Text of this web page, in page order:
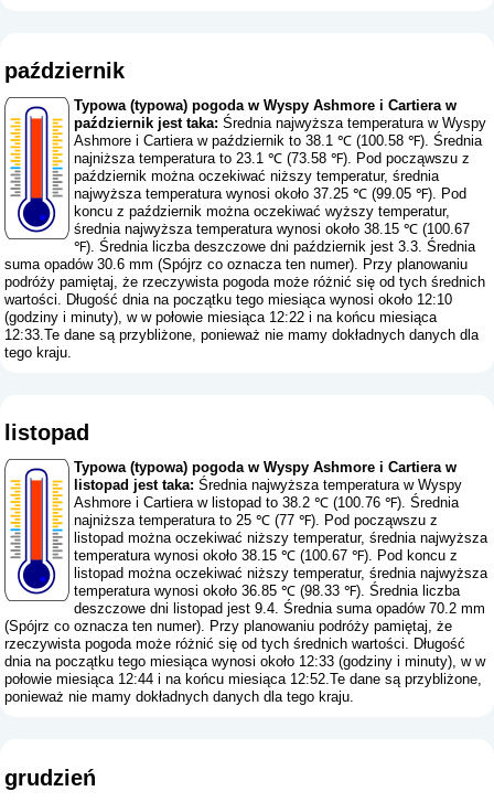
październik
Typowa (typowa) pogoda w Wyspy Ashmore i Cartiera w
październik jest taka: Średnia najwyższa temperatura w Wyspy
Ashmore i Cartiera w październik to 38.1 ℃ (100.58 ℉). Średnia
najniższa temperatura to 23.1 ℃ (73.58 ℉). Pod począwszu z
październik można oczekiwać niższy temperatur, średnia
najwyższa temperatura wynosi około 37.25 ℃ (99.05 ℉). Pod
koncu z październik można oczekiwać wyższy temperatur,
średnia najwyższa temperatura wynosi około 38.15 ℃ (100.67
℉). Średnia liczba deszczowe dni październik jest 3.3. Średnia
suma opadów 30.6 mm (Spójrz co oznacza ten numer). Przy planowaniu
podróży pamiętaj, że rzeczywista pogoda może różnić się od tych średnich
wartości. Długość dnia na początku tego miesiąca wynosi około 12:10
(godziny i minuty), w w połowie miesiąca 12:22 i na końcu miesiąca
12:33.Te dane są przybliżone, ponieważ nie mamy dokładnych danych dla
tego kraju.
listopad
Typowa (typowa) pogoda w Wyspy Ashmore i Cartiera w
listopad jest taka: Średnia najwyższa temperatura w Wyspy
Ashmore i Cartiera w listopad to 38.2 ℃ (100.76 ℉). Średnia
najniższa temperatura to 25 ℃ (77 ℉). Pod począwszu z
listopad można oczekiwać niższy temperatur, średnia najwyższa
temperatura wynosi około 38.15 ℃ (100.67 ℉). Pod koncu z
listopad można oczekiwać niższy temperatur, średnia najwyższa
temperatura wynosi około 36.85 ℃ (98.33 ℉). Średnia liczba
deszczowe dni listopad jest 9.4. Średnia suma opadów 70.2 mm
(Spójrz co oznacza ten numer). Przy planowaniu podróży pamiętaj, że
rzeczywista pogoda może różnić się od tych średnich wartości. Długość
dnia na początku tego miesiąca wynosi około 12:33 (godziny i minuty), w w
połowie miesiąca 12:44 i na końcu miesiąca 12:52.Te dane są przybliżone,
ponieważ nie mamy dokładnych danych dla tego kraju.
grudzień